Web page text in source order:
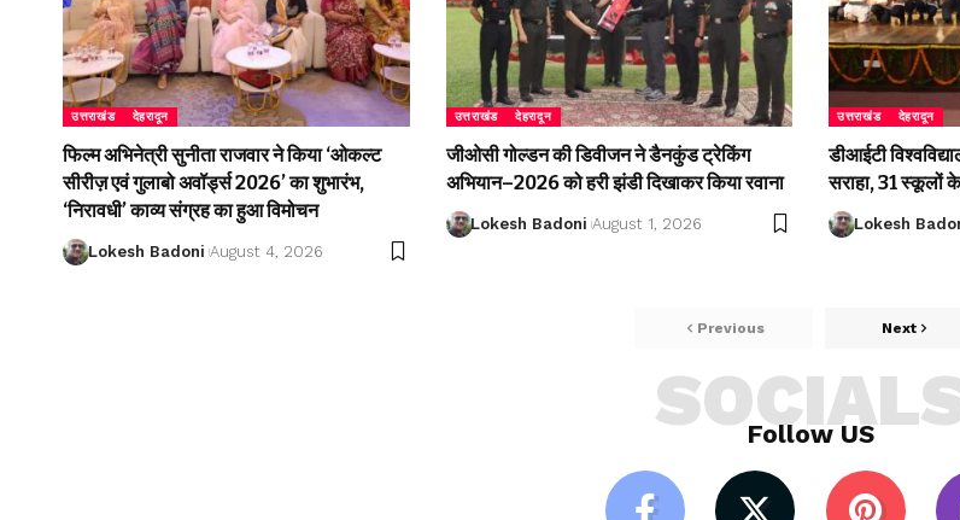
उत्तराखंड देहरादून
फिल्म अभिनेत्री सुनीता राजवार ने किया ‘ओकल्ट
सीरीज़ एवं गुलाबो अवॉर्ड्स 2026’ का शुभारंभ,
‘निरावधी’ काव्य संग्रह का हुआ विमोचन
Lokesh Badoni August 4, 2026
उत्तराखंड देहरादून
जीओसी गोल्डन की डिवीजन ने डैनकुंड ट्रेकिंग
अभियान–2026 को हरी झंडी दिखाकर किया रवाना
Lokesh Badoni August 1, 2026
उत्तराखंड देहरादून
डीआईटी
सराहा, 31 स्कूलों के
Lokesh
Previous Next
Follow US